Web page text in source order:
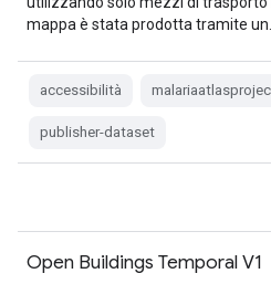
mappa è stata prodotta tramite un…
accessibilità
publisher-dataset
Open Buildings Temporal V1